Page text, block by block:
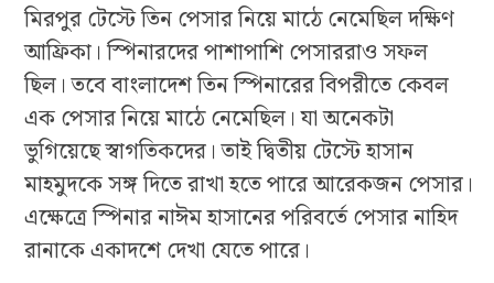
মিরপুর টেস্টে তিন পেসার নিয়ে মাঠে নেমেছিল দক্ষিণ
আফ্রিকা। স্পিনারদের পাশাপাশি পেসাররাও সফল
ছিল। তবে বাংলাদেশ তিন স্পিনারের বিপরীতে কেবল
এক পেসার নিয়ে মাঠে নেমেছিল। যা অনেকটা
ভুগিয়েছে স্বাগতিকদের। তাই দ্বিতীয় টেস্টে হাসান
মাহমুদকে সঙ্গ দিতে রাখা হতে পারে আরেকজন পেসার।
এক্ষেত্রে স্পিনার নাঈম হাসানের পরিবর্তে পেসার নাহিদ
রানাকে একাদশে দেখা যেতে পারে।